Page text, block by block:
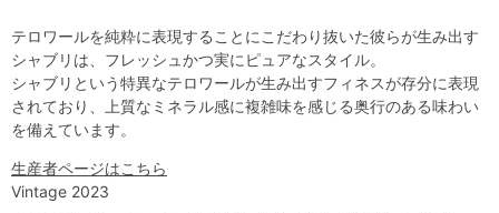
テロワールを純粋に表現することにこだわり抜いた彼らが生み出す
シャブリは、フレッシュかつ実にピュアなスタイル。
シャブリという特異なテロワールが生み出すフィネスが存分に表現
されており、上質なミネラル感に複雑味を感じる奥行のある味わい
を備えています。
生産者ページはこちら
Vintage 2023